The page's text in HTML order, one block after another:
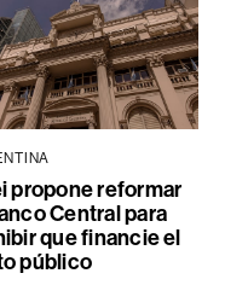
propone reformar
Central para
que financie el
público